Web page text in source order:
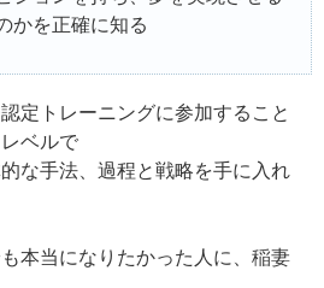
かを正確に知る
定トレーニングに参加すること
ベルで
な手法、過程と戦略を手に入れ
本当になりたかった人に、稲妻